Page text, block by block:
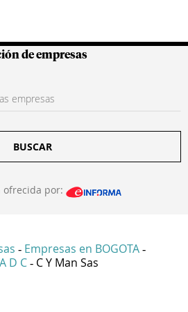
Colombianas
de empresas
BUSCAR
ofrecida por:
- Empresas en BOGOTA -
D C - C Y Man Sas